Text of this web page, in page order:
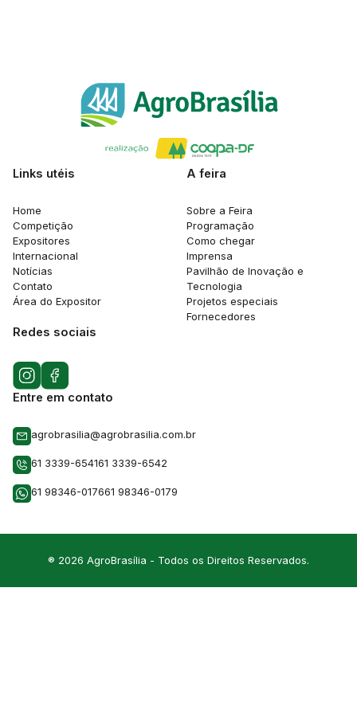
Links utéis
Home
Competição
Expositores
Internacional
Notícias
Contato
Área do Expositor
A feira
Sobre a Feira
Programação
Como chegar
Imprensa
Pavilhão de Inovação e
Tecnologia
Projetos especiais
Fornecedores
Redes sociais
Entre em contato
agrobrasilia@agrobrasilia.com.br
61 3339-654161 3339-6542
61 98346-017661 98346-0179
® 2026 AgroBrasília - Todos os Direitos Reservados.